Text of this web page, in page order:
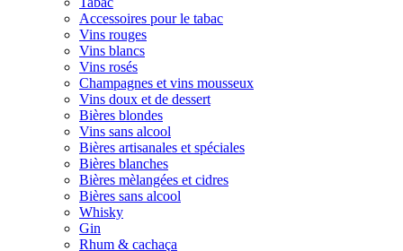
Accessoires pour le tabac
Vins rouges
Vins blancs
Vins rosés
Champagnes et vins mousseux
Vins doux et de dessert
Bières blondes
Vins sans alcool
Bières artisanales et spéciales
Bières blanches
Bières mèlangées et cidres
Bières sans alcool
Whisky
Gin
Rhum & cachaça